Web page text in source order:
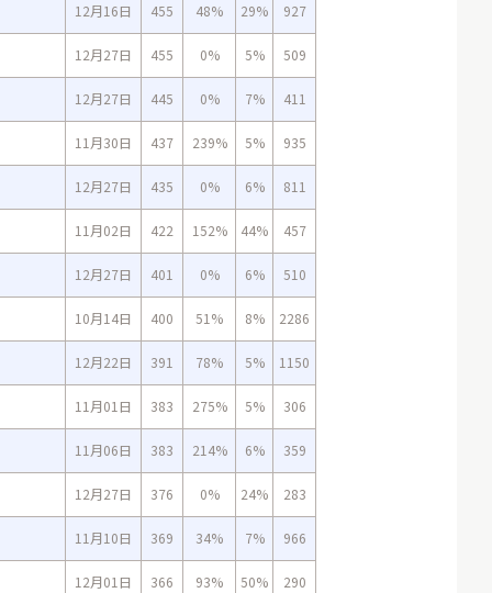
12月16日 455 48% 29% 927
12月27日 455 0% 5% 509
12月27日 445 0% 7% 411
11月30日 437 239% 5% 935
12月27日 435 0% 6% 811
11月02日 422 152% 44% 457
12月27日 401 0% 6% 510
10月14日 400 51% 8% 2286
12月22日 391 78% 5% 1150
11月01日 383 275% 5% 306
11月06日 383 214% 6% 359
12月27日 376 0% 24% 283
11月10日 369 34% 7% 966
12月01日 366 93% 50% 290